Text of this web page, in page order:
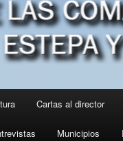
Cartas al director
Municipios